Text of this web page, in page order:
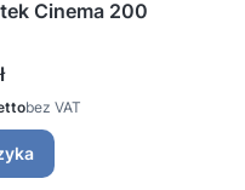
Cinema 200
bez VAT